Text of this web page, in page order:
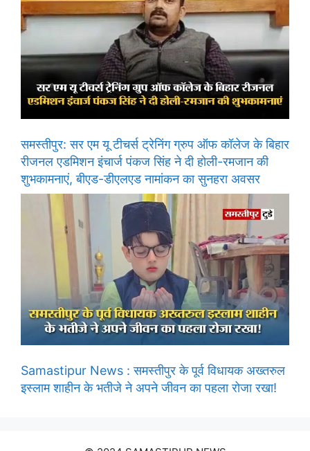
समस्तीपुर: सर एम यू टीचर्स ट्रेनिंग ग्रुप ऑफ कॉलेज के बिहार
रीजनल एडमिशन इंचार्ज पंकज सिंह ने दी होली-रमजान की
शुभकामनाएं, बीएड-डीएलएड नामांकन का सुनहरा अवसर
Samastipur News : समस्तीपुर के पूर्व विधायक अख्तरुल
इस्लाम शाहीन के भतीजे ने अपने जीवन का पहला रोजा रखा!